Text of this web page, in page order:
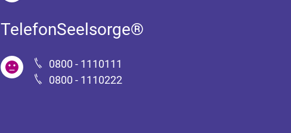
TelefonSeelsorge®
0800 - 1110111
0800 - 1110222